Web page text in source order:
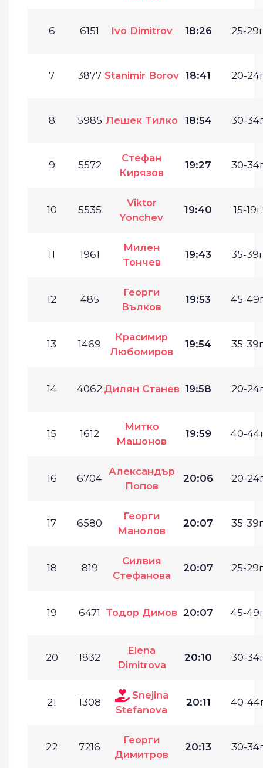
6 6151 Ivo Dimitrov 18:26 25-
7 3877 Stanimir Borov 18:41 20-
8 5985 Лешек Тилко 18:54 30-
9 5572
Стефан
Кирязов
19:27 30-
10 5535
Viktor
Yonchev
19:40 15-19г.
11 1961
Милен
Тончев
19:43 35-
12 485
Георги
Вълков
19:53 45-
13 1469
Красимир
Любомиров
19:54 35-
14 4062 Дилян Станев 19:58 20-
15 1612
Митко
Машонов
19:59 40-
16 6704
Александър
Попов
20:06 20-
17 6580
Георги
Манолов
20:07 35-
18 819
Силвия
Стефанова
20:07 25-
19 6471 Тодор Димов 20:07 45-
20 1832
Elena
Dimitrova
20:10 30-
21 1308
Snejina
Stefanova
20:11 40-
22 7216
Георги
Димитров
20:13 30-